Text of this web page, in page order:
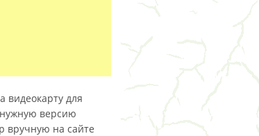
видеокарту для
нужную версию
вручную на сайте